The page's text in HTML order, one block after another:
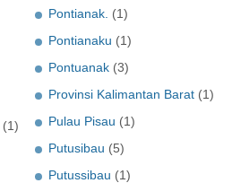
(1)
Pontianak. (1)
Pontianaku (1)
Pontuanak (3)
Provinsi Kalimantan Barat (1)
Pulau Pisau (1)
Putusibau (5)
Putussibau (1)